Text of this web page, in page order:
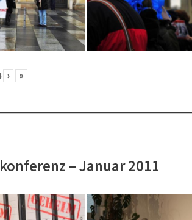
› »
– Januar 2011